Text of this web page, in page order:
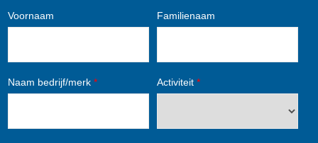
Voornaam Familienaam
Naam bedrijf/merk * Activiteit *